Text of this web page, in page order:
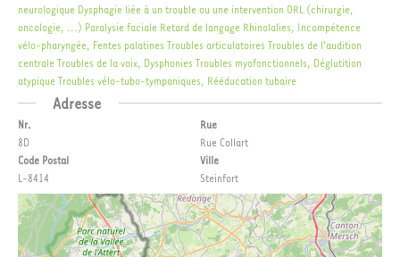
neurologique Dysphagie liée à un trouble ou une intervention ORL (chirurgie,
oncologie, ...) Paralysie faciale Retard de langage Rhinolalies, Incompétence
vélo-pharyngée, Fentes palatines Troubles articulatoires Troubles de l'audition
centrale Troubles de la voix, Dysphonies Troubles myofonctionnels, Déglutition
atypique Troubles vélo-tubo-tympaniques, Rééducation tubaire
Adresse
Nr.
8D
Code Postal
L-8414
Rue
Rue Collart
Ville
Steinfort